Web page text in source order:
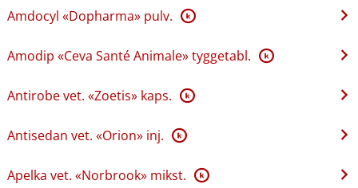
Amdocyl «Dopharma» pulv. K
Amodip «Ceva Santé Animale» tyggetabl. K
Antirobe vet. «Zoetis» kaps. K
Antisedan vet. «Orion» inj. K
Apelka vet. «Norbrook» mikst. K